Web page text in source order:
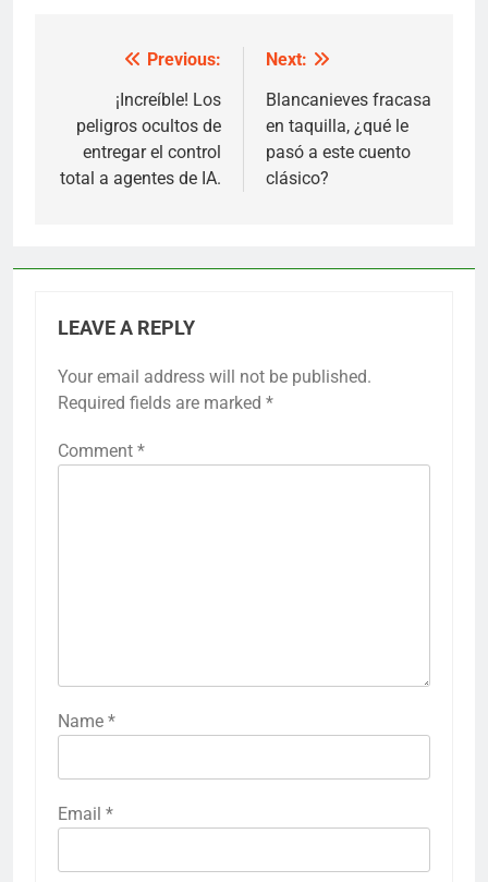
navigation
Previous:
¡Increíble! Los
peligros ocultos de
entregar el control
total a agentes de IA.
Next:
Blancanieves fracasa
en taquilla, ¿qué le
pasó a este cuento
clásico?
LEAVE A REPLY
Your email address will not be published.
Required fields are marked *
Comment *
Name *
Email *